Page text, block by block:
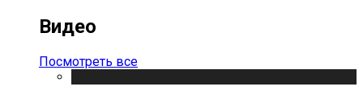
Видео
Посмотреть все